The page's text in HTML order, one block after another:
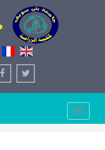
Toggle
navigation